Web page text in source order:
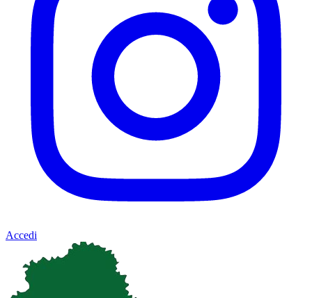
Accedi